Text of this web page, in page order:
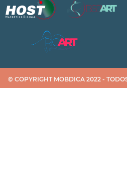
© COPYRIGHT MOBDICA 2022 -